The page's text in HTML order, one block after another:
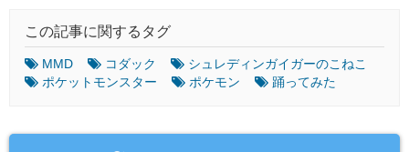
この記事に関するタグ
MMD コダック
シュレディンガイガーのこねこ
ポケットモンスター
ポケモン 踊ってみた